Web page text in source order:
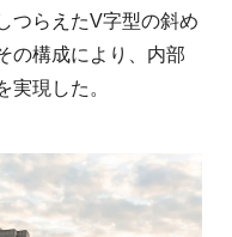
つらえたV字型の斜め
の構成により、内部
実現した。